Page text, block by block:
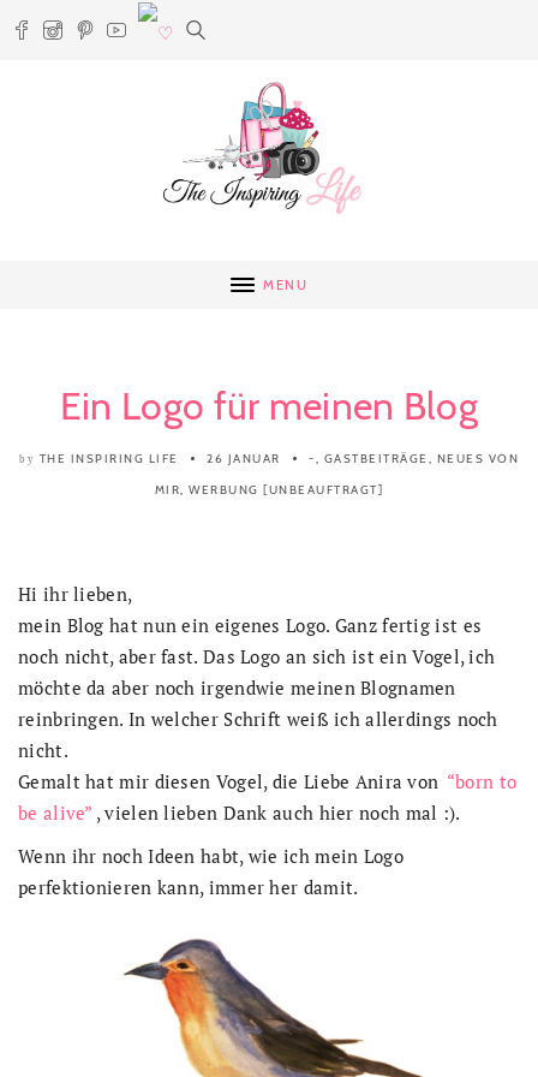
MENU
Ein Logo für meinen Blog
by THE INSPIRING LIFE 26 JANUAR -, GASTBEITRÄGE , NEUES VON
MIR,WERBUNG [UNBEAUFTRAGT]
Hi ihr lieben,
mein Blog hat nun ein eigenes Logo. Ganz fertig ist es
noch nicht, aber fast. Das Logo an sich ist ein Vogel, ich
möchte da aber noch irgendwie meinen Blognamen
reinbringen. In welcher Schrift weiß ich allerdings noch
nicht.
Gemalt hat mir diesen Vogel, die Liebe Anira von “born to
be alive” , vielen lieben Dank auch hier noch mal :).
Wenn ihr noch Ideen habt, wie ich mein Logo
perfektionieren kann, immer her damit.